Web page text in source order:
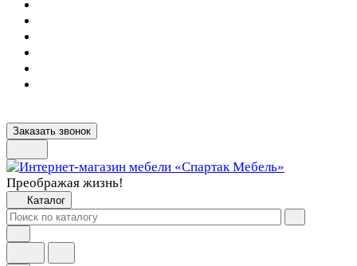
Заказать звонок
Преображая жизнь!
Каталог